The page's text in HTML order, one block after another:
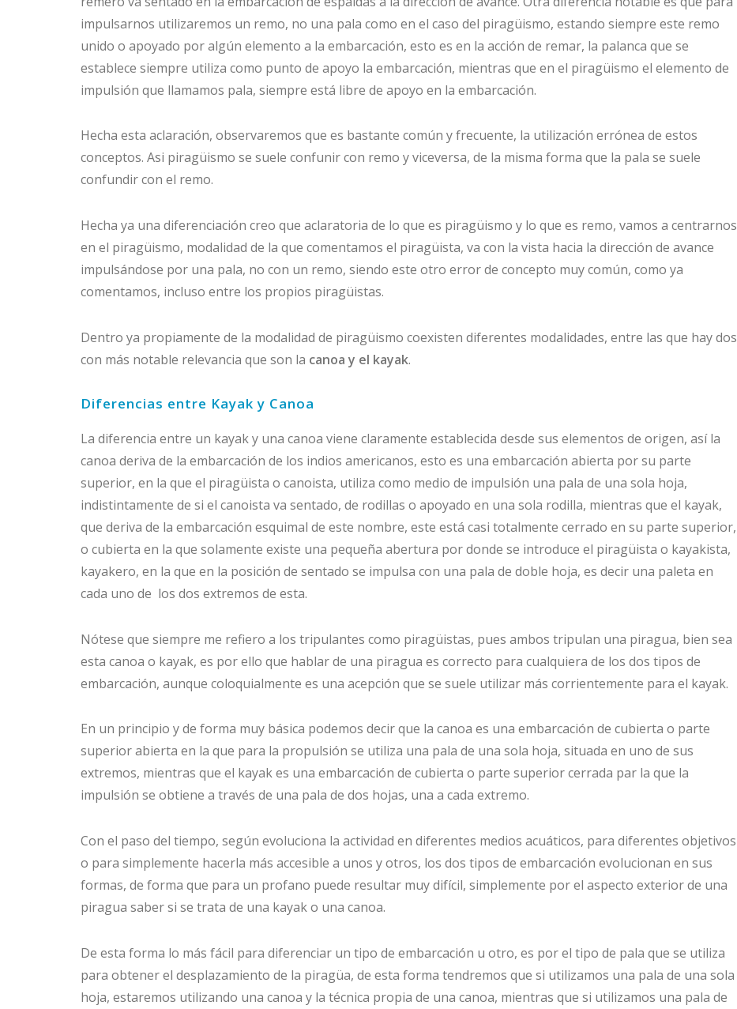
impulsarnos utilizaremos un remo, no una pala como en el caso del piragüismo, estando siempre este remo
unido o apoyado por algún elemento a la embarcación, esto es en la acción de remar, la palanca que se
establece siempre utiliza como punto de apoyo la embarcación, mientras que en el piragüismo el elemento de
impulsión que llamamos pala, siempre está libre de apoyo en la embarcación.
Hecha esta aclaración, observaremos que es bastante común y frecuente, la utilización errónea de estos
conceptos. Asi piragüismo se suele confunir con remo y viceversa, de la misma forma que la pala se suele
confundir con el remo.
Hecha ya una diferenciación creo que aclaratoria de lo que es piragüismo y lo que es remo, vamos a centrarnos
en el piragüismo, modalidad de la que comentamos el piragüista, va con la vista hacia la dirección de avance
impulsándose por una pala, no con un remo, siendo este otro error de concepto muy común, como ya
comentamos, incluso entre los propios piragüistas.
Dentro ya propiamente de la modalidad de piragüismo coexisten diferentes modalidades, entre las que hay dos
con más notable relevancia que son la canoa y el kayak.
Diferencias entre Kayak y Canoa
La diferencia entre un kayak y una canoa viene claramente establecida desde sus elementos de origen, así la
canoa deriva de la embarcación de los indios americanos, esto es una embarcación abierta por su parte
superior, en la que el piragüista o canoista, utiliza como medio de impulsión una pala de una sola hoja,
indistintamente de si el canoista va sentado, de rodillas o apoyado en una sola rodilla, mientras que el kayak,
que deriva de la embarcación esquimal de este nombre, este está casi totalmente cerrado en su parte superior,
o cubierta en la que solamente existe una pequeña abertura por donde se introduce el piragüista o kayakista,
kayakero, en la que en la posición de sentado se impulsa con una pala de doble hoja, es decir una paleta en
cada uno de los dos extremos de esta.
Nótese que siempre me refiero a los tripulantes como piragüistas, pues ambos tripulan una piragua, bien sea
esta canoa o kayak, es por ello que hablar de una piragua es correcto para cualquiera de los dos tipos de
embarcación, aunque coloquialmente es una acepción que se suele utilizar más corrientemente para el kayak.
En un principio y de forma muy básica podemos decir que la canoa es una embarcación de cubierta o parte
superior abierta en la que para la propulsión se utiliza una pala de una sola hoja, situada en uno de sus
extremos, mientras que el kayak es una embarcación de cubierta o parte superior cerrada par la que la
impulsión se obtiene a través de una pala de dos hojas, una a cada extremo.
Con el paso del tiempo, según evoluciona la actividad en diferentes medios acuáticos, para diferentes objetivos
o para simplemente hacerla más accesible a unos y otros, los dos tipos de embarcación evolucionan en sus
formas, de forma que para un profano puede resultar muy difícil, simplemente por el aspecto exterior de una
piragua saber si se trata de una kayak o una canoa.
De esta forma lo más fácil para diferenciar un tipo de embarcación u otro, es por el tipo de pala que se utiliza
para obtener el desplazamiento de la piragüa, de esta forma tendremos que si utilizamos una pala de una sola
hoja, estaremos utilizando una canoa y la técnica propia de una canoa, mientras que si utilizamos una pala de